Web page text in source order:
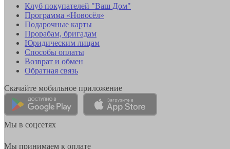
Клуб покупателей "Ваш Дом"
Программа «Новосёл»
Подарочные карты
Прорабам, бригадам
Юридическим лицам
Способы оплаты
Возврат и обмен
Обратная связь
Скачайте мобильное приложение
Мы в соцсетях
Мы принимаем к оплате